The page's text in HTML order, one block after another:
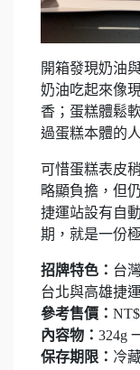
開箱發現奶油
奶油吃起來像
香；蛋糕體鬆
過蛋糕本體的
可惜蛋糕表皮
略顯負擔，但
捷運站設有自
期，就是一份
招牌特色： 台
台北與高雄捷
參考售價：
內容物： 324g
保存期限： 冷